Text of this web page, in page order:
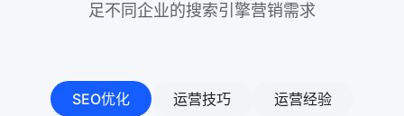
足不同企业的搜索引擎营销需求
SEO优化 运营技巧
运营经验